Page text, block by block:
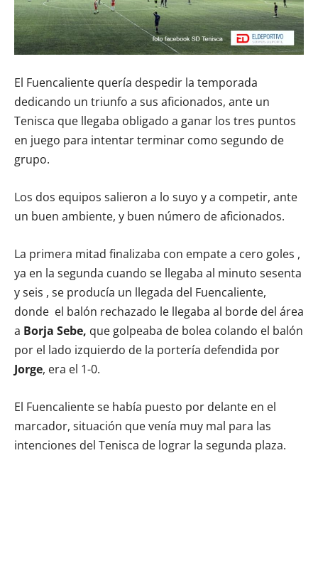
El Fuencaliente quería despedir la temporada
dedicando un triunfo a sus aficionados, ante un
Tenisca que llegaba obligado a ganar los tres puntos
en juego para intentar terminar como segundo de
grupo.
Los dos equipos salieron a lo suyo y a competir, ante
un buen ambiente, y buen número de aficionados.
La primera mitad finalizaba con empate a cero goles ,
ya en la segunda cuando se llegaba al minuto sesenta
y seis , se producía un llegada del Fuencaliente,
donde el balón rechazado le llegaba al borde del área
a Borja Sebe, que golpeaba de bolea colando el balón
por el lado izquierdo de la portería defendida por
Jorge, era el 1-0.
El Fuencaliente se había puesto por delante en el
marcador, situación que venía muy mal para las
intenciones del Tenisca de lograr la segunda plaza.